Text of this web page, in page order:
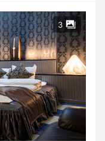
ン前の事前清算となり
割引利用不可
3